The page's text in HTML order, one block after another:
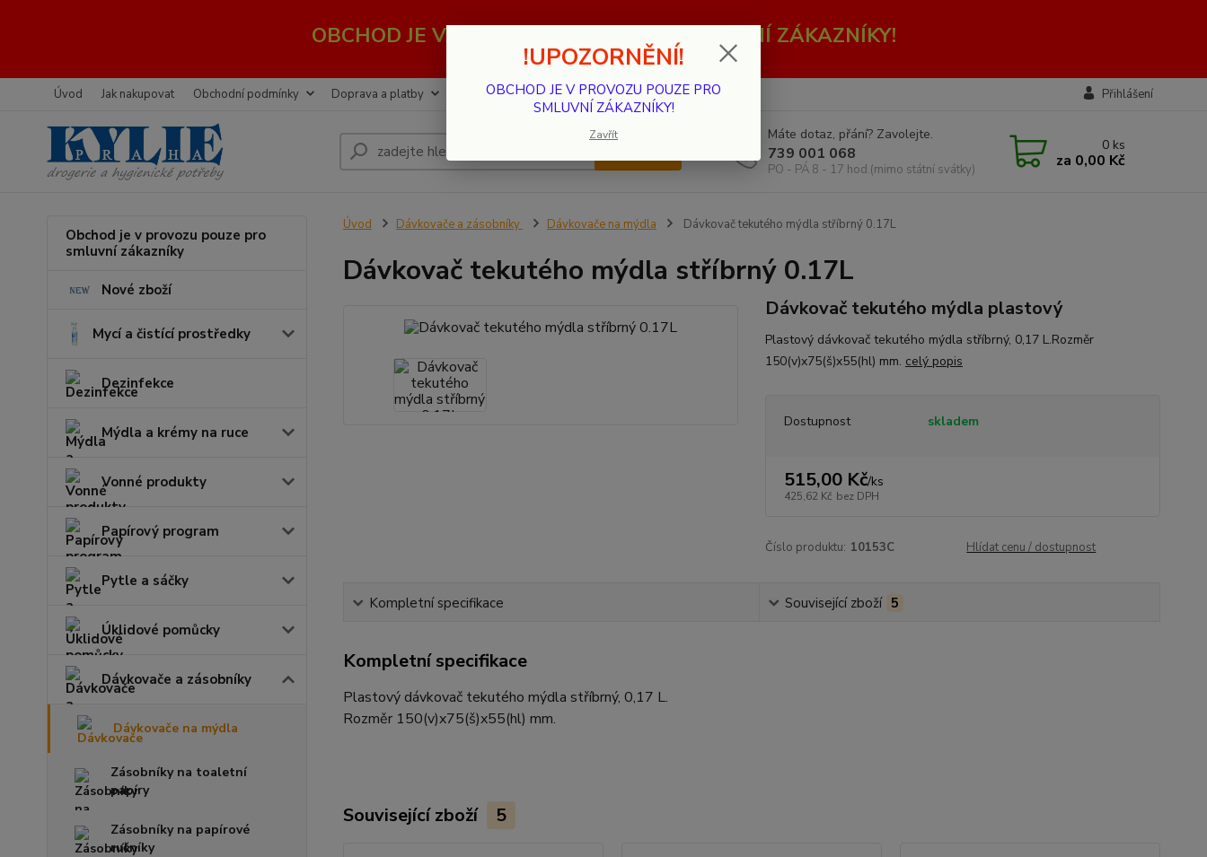
OBCHOD JE V PROVOZU POUZE PRO SMLUVNÍ ZÁKAZNÍKY!
Úvod Jak nakupovat Obchodní podmínky Doprava a platby Kontakty Přihlášení
Máte dotaz, přání? Zavolejte.
739 001 068
PO - PÁ 8 - 17 hod.(mimo státní svátky)
0 ks
za 0,00 Kč
Obchod je v provozu pouze pro
smluvní zákazníky
Nové zboží
Mycí a čistící prostředky
Dezinfekce
Mýdla a krémy na ruce
Vonné produkty
Papírový program
Pytle a sáčky
Úklidové pomůcky
Dávkovače a zásobníky
Dávkovače na mýdla
Zásobníky na toaletní
papíry
Zásobníky na papírové
ručníky
Úvod Dávkovače a zásobníky Dávkovače na mýdla Dávkovač tekutého mýdla stříbrný 0.17L
Dávkovač tekutého mýdla stříbrný 0.17L
Dávkovač tekutého mýdla plastový
Plastový dávkovač tekutého mýdla stříbrný, 0,17 L.Rozměr
150(v)x75(š)x55(hl) mm. celý popis
Dostupnost skladem
515,00 Kč/ks
425,62 Kč bez DPH
Číslo produktu: 10153C Hlídat cenu / dostupnost
Kompletní specifikace Související zboží 5
Kompletní specifikace
Plastový dávkovač tekutého mýdla stříbrný, 0,17 L.
Rozměr 150(v)x75(š)x55(hl) mm.
Související zboží 5
!UPOZORNĚNÍ!
OBCHOD JE V PROVOZU POUZE PRO
SMLUVNÍ ZÁKAZNÍKY!
Zavřít